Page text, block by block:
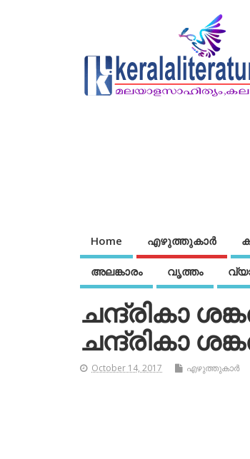
Home എഴുത്തുകാര്‍
അലങ്കാരം വൃത്തം
ചന്ദ്രികാ
ചന്ദ്രികാ
October 14, 2017 എഴുത്തുകാര്‍